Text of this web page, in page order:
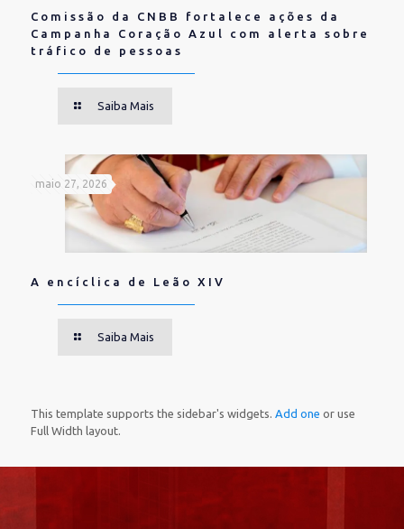
Comissão da CNBB fortalece ações da
Campanha Coração Azul com alerta sobre
tráfico de pessoas
Saiba Mais
maio 27, 2026
A encíclica de Leão XIV
Saiba Mais
This template supports the sidebar's widgets. Add one or use
Full Width layout.